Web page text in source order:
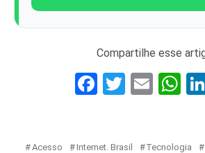
Compartilhe esse
Facebook
Twitter
Email
Acesso Internet. Brasil Tecnologia